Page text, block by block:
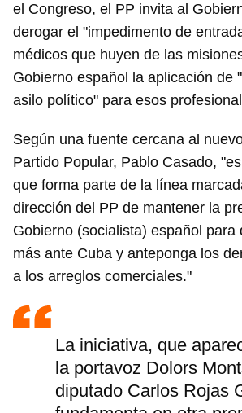
el Congreso, el PP invita al
derogar el "impedimento de
médicos que huyen de las
Gobierno español la aplicación de
asilo político" para esos
Según una fuente cercana al
Partido Popular, Pablo Casado,
que forma parte de la línea
dirección del PP de mantener la
Gobierno (socialista) español para
más ante Cuba y anteponga los
a los arreglos comerciales."
La iniciativa, que
la portavoz Dolors
diputado Carlos Rojas